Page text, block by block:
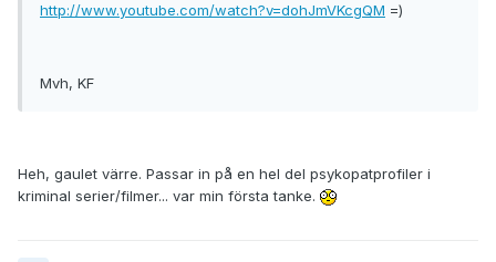
http://www.youtube.com/watch?v=dohJmVKcgQM =)
Mvh, KF
Heh, gaulet värre. Passar in på en hel del psykopatprofiler i
kriminal serier/filmer... var min första tanke.